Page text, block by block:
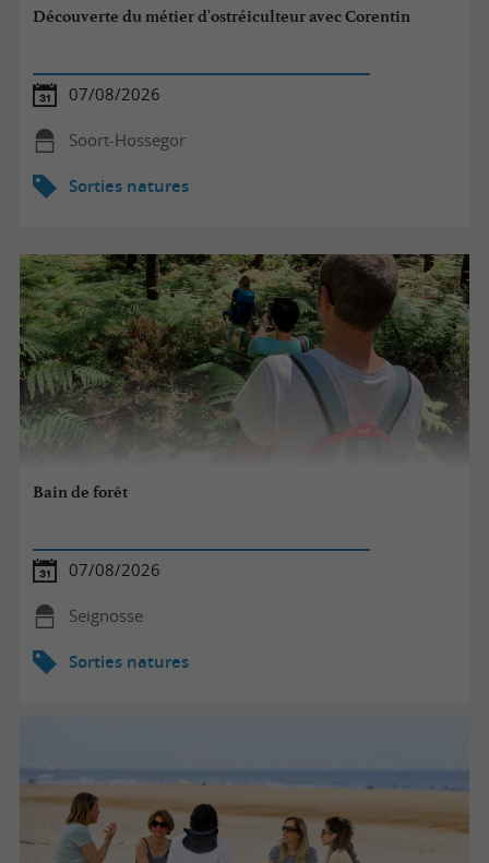
Découverte du métier d'ostréiculteur avec Corentin
07/08/2026
Soort-Hossegor
Sorties natures
Bain de forêt
07/08/2026
Seignosse
Sorties natures